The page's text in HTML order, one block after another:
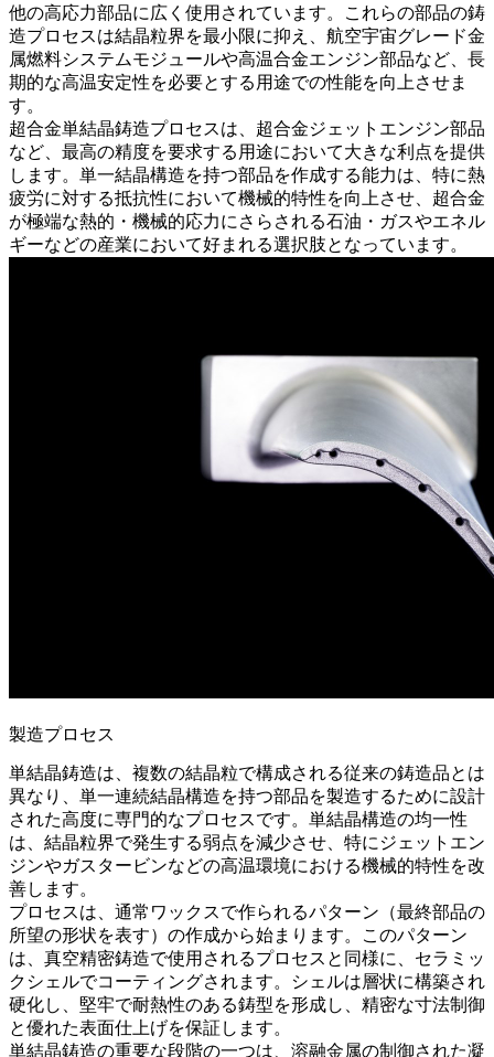
他の高応力部品に広く使用されています。これらの部品の鋳
造プロセスは結晶粒界を最小限に抑え、 航空宇宙グレード金
属燃料システムモジュールや高温合金エンジン部品など、長
期的な高温安定性を必要とする用途での性能を向上させま
す。
超合金単結晶鋳造プロセスは、 超合金ジェットエンジン部品
など、最高の精度を要求する用途において大きな利点を提供
します。単一結晶構造を持つ部品を作成する能力は、特に熱
疲労に対する抵抗性において機械的特性を向上させ、超合金
が極端な熱的・機械的応力にさらされる石油・ガスやエネル
ギーなどの産業において好まれる選択肢となっています。
製造プロセス
単結晶鋳造は、複数の結晶粒で構成される従来の鋳造品とは
異なり、単一連続結晶構造を持つ部品を製造するために設計
された高度に専門的なプロセスです。単結晶構造の均一性
は、結晶粒界で発生する弱点を減少させ、特に ジェットエン
ジンやガスタービンなどの高温環境における機械的特性を改
善します。
プロセスは、通常ワックスで作られるパターン（最終部品の
所望の形状を表す）の作成から始まります。このパターン
は、 真空精密鋳造で使用されるプロセスと同様に、セラミッ
クシェルでコーティングされます。シェルは層状に構築され
硬化し、堅牢で耐熱性のある鋳型を形成し、精密な寸法制御
と優れた表面仕上げを保証します。
単結晶鋳造の重要な段階の一つは、溶融金属の制御された凝